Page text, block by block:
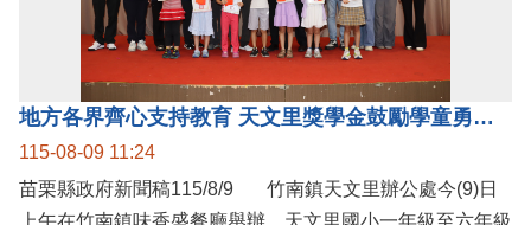
地方各界齊心支持教育 天文里獎學金鼓勵學童勇敢追夢
115-08-09 11:24
苗栗縣政府新聞稿115/8/9 竹南鎮天文里辦公處今(9)日